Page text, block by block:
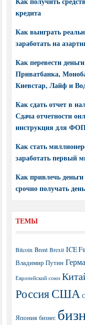
кредита
Как выиграть
заработать на
Как перевести
Приватбанка,
Киевстар, Лайф и
Как сдать отчет в
Сдача отчетности
инструкция для
Как стать
заработать первый
Как привлечь
срочно получать
ТЕМЫ
Bitcoin Brent Brexit ICE
Владимир Путин
Европейский союз
РоссияСША
Япония бизнес